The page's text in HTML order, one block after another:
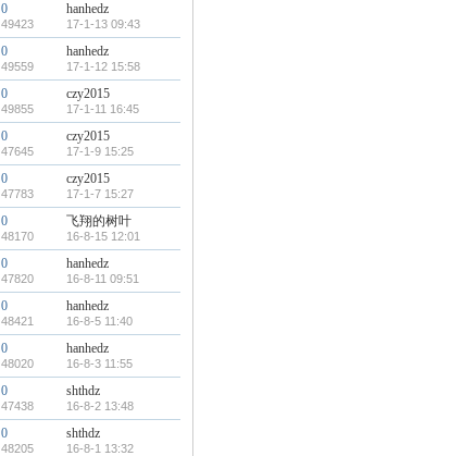
0
49423
hanhedz
17-1-13 09:43
0
49559
hanhedz
17-1-12 15:58
0
49855
czy2015
17-1-11 16:45
0
47645
czy2015
17-1-9 15:25
0
47783
czy2015
17-1-7 15:27
0
48170
飞翔的树叶
16-8-15 12:01
0
47820
hanhedz
16-8-11 09:51
0
48421
hanhedz
16-8-5 11:40
0
48020
hanhedz
16-8-3 11:55
0
47438
shthdz
16-8-2 13:48
0
48205
shthdz
16-8-1 13:32